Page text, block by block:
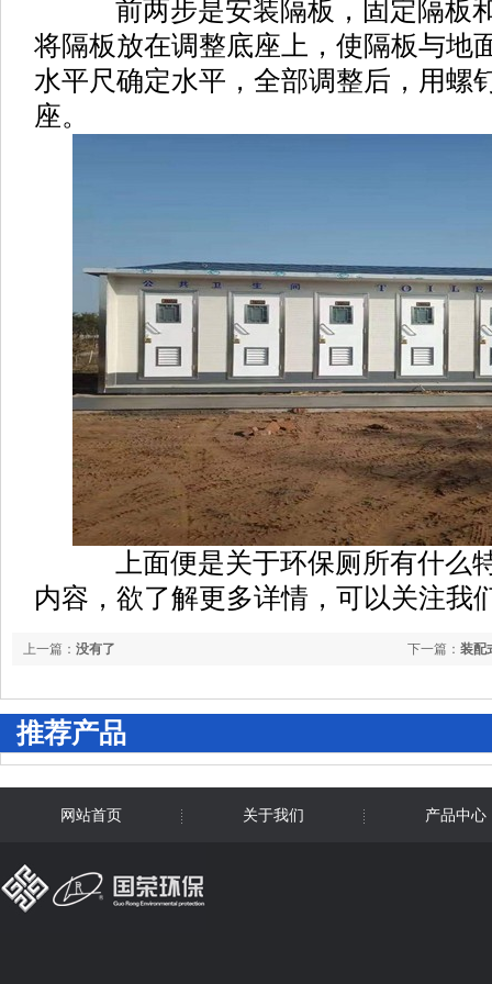
前两步是安装隔板，固定隔板
将隔板放在调整底座上，使隔板与地
水平尺确定水平，全部调整后，用螺
座。
上面便是关于环保厕所有什么
内容，欲了解更多详情，可以关注我
下一篇： 装配
上一篇： 没有了
推荐产品
网站首页 关于我们 产品中心